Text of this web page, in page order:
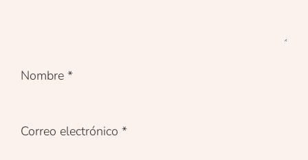
Nombre *
Correo electrónico *